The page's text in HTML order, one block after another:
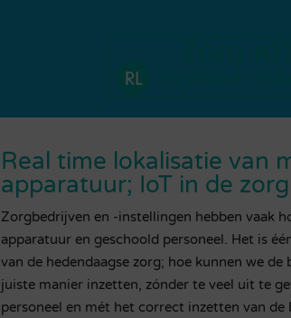
Real time lokalisatie van
apparatuur; IoT in de zorg
Zorgbedrijven en -instellingen hebben vaak
apparatuur en geschoold personeel. Het is
van de hedendaagse zorg; hoe kunnen we de
juiste manier inzetten, zónder te veel uit te
personeel en mét het correct inzetten van de